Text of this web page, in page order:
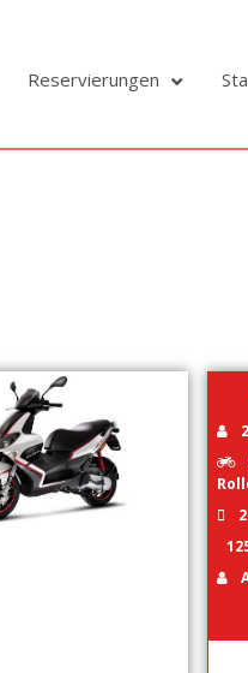
Reservierungen